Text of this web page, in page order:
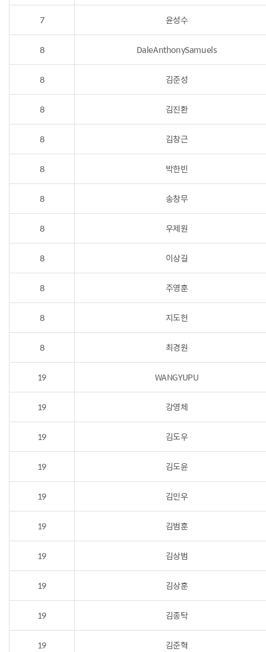
7 윤성수
8 DaleAnthonySamuels
8 김준성
8 김진환
8 김창근
8 박한빈
8 송창무
8 우제원
8 이상길
8 주영훈
8 지도헌
8 최경원
19 WANGYUPU
19 강영체
19 김도우
19 김도윤
19 김민우
19 김범훈
19 김상범
19 김상훈
19 김종탁
19 김준혁